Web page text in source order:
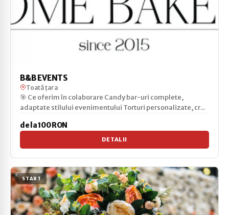
B&B EVENTS
Toată țara
🎯 Ce oferim în colaborare Candy bar-uri complete,
adaptate stilului evenimentului Torturi personalizate, cr...
de la 100 RON
DETALII
START